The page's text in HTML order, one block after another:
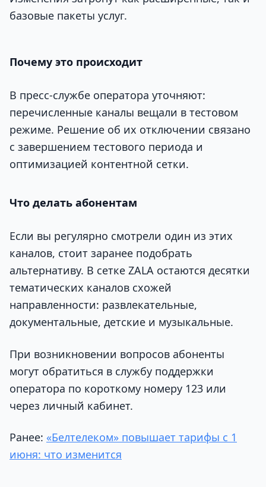
базовые пакеты услуг.
Почему это происходит
В пресс-службе оператора уточняют:
перечисленные каналы вещали в тестовом
режиме. Решение об их отключении связано
с завершением тестового периода и
оптимизацией контентной сетки.
Что делать абонентам
Если вы регулярно смотрели один из этих
каналов, стоит заранее подобрать
альтернативу. В сетке ZALA остаются десятки
тематических каналов схожей
направленности: развлекательные,
документальные, детские и музыкальные.
При возникновении вопросов абоненты
могут обратиться в службу поддержки
оператора по короткому номеру 123 или
через личный кабинет.
Ранее: «Белтелеком» повышает тарифы с 1
июня: что изменится